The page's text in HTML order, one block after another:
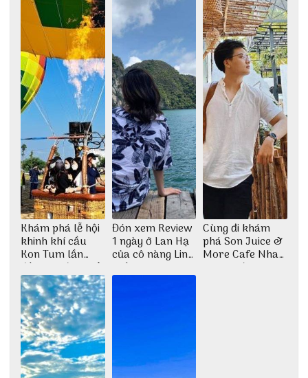
Khám phá lễ hội
khinh khí cầu
Kon Tum lần
đầu tiên được tổ
chức
Đón xem Review
1 ngày ở Lan Hạ
của cô nàng Linh
Trần
Cùng đi khám
phá Son Juice &
More Cafe Nha
Trang với anh